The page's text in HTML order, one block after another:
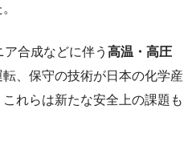
合成などに伴う 高温・高圧
、保守の技術が日本の化学産
れらは新たな安全上の課題も